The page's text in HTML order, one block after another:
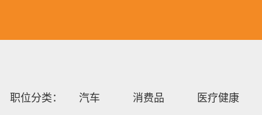
职位分类： 汽车 消费品 医疗健康